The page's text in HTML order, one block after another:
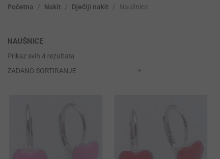
Početna / Nakit / Dječiji nakit / Naušnice
NAUŠNICE
Prikaz svih 4 rezultata